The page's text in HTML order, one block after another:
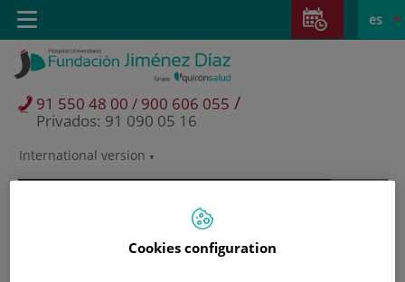
Saltar al contenido
Saltar
contenido
Selector
activo
es
International version
91 550 48 00 / 900 606 055 /
Privados: 91 090 05 16
Toggle
navigation
Cookies configuration